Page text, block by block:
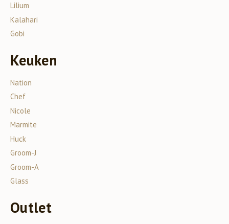
Lilium
Kalahari
Gobi
Keuken
Nation
Chef
Nicole
Marmite
Huck
Groom-J
Groom-A
Glass
Outlet